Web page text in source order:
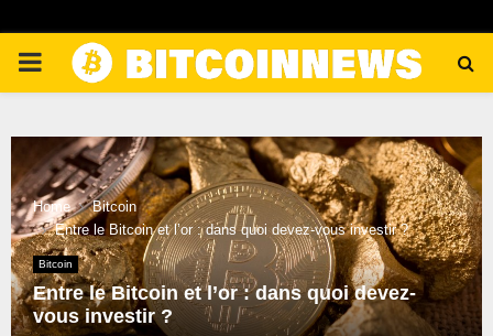
PRIMARY
Home
Bitcoin
Entre le Bitcoin et l’or : dans quoi devez-vous investir ?
Bitcoin
Entre le Bitcoin et l’or : dans quoi devez-
vous investir ?